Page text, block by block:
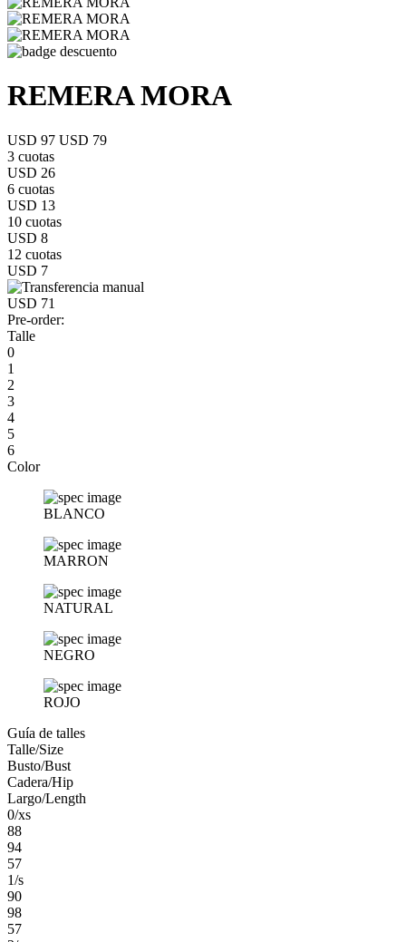
REMERA MORA
USD 97 USD 79
3 cuotas
USD 26
6 cuotas
USD 13
10 cuotas
USD 8
12 cuotas
USD 7
USD 71
Pre-order:
Talle
0
1
2
3
4
5
6
Color
BLANCO
MARRON
NATURAL
NEGRO
ROJO
Guía de talles
Talle/Size
Busto/Bust
Cadera/Hip
Largo/Length
0/xs
88
94
57
1/s
90
98
57